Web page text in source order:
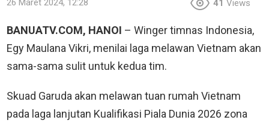
26 Maret 2024, 12:28 41 Views
BANUATV.COM, HANOI – Winger timnas Indonesia,
Egy Maulana Vikri, menilai laga melawan Vietnam akan
sama-sama sulit untuk kedua tim.
Skuad Garuda akan melawan tuan rumah Vietnam
pada laga lanjutan Kualifikasi Piala Dunia 2026 zona